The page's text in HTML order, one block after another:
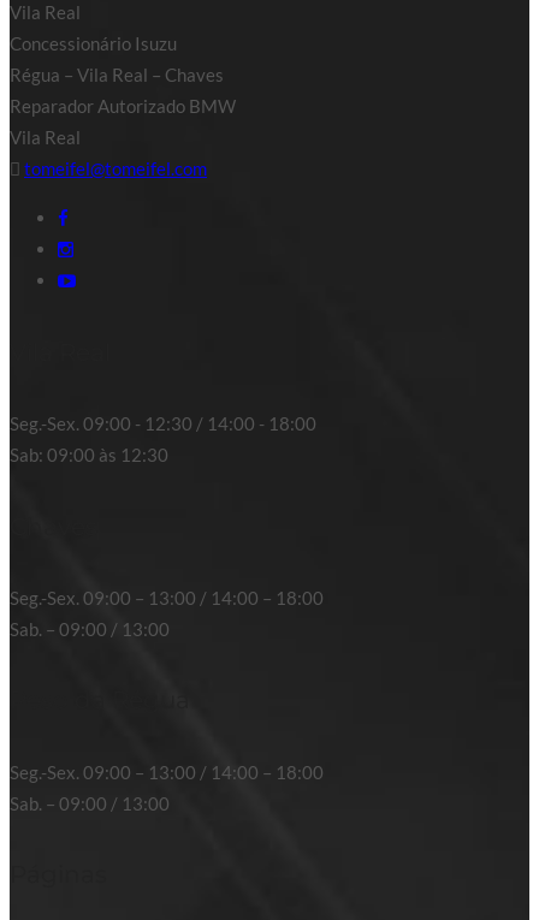
Vila Real
Concessionário Isuzu
Régua – Vila Real – Chaves
Reparador Autorizado BMW
Vila Real
tomeifel@tomeifel.com
Seg.-Sex. 09:00 - 12:30 / 14:00 - 18:00
Sab: 09:00 às 12:30
Seg.-Sex. 09:00 – 13:00 / 14:00 – 18:00
Sab. – 09:00 / 13:00
Seg.-Sex. 09:00 – 13:00 / 14:00 – 18:00
Sab. – 09:00 / 13:00